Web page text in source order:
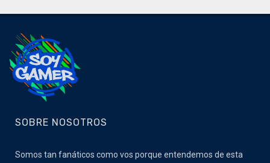
SOBRE NOSOTROS
Somos tan fanáticos como vos porque entendemos de esta